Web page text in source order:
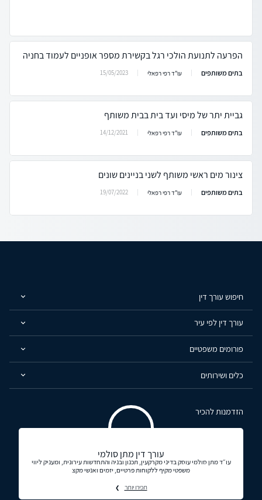
הפרעה לתנועת הולכי רגל בקשירת מספר אופניים לעמוד בחניה
בתים משותפים עו"ד רפי רפאלי 15/05/2023
גביית יתר של מיסי ועד בית בבית משותף
בתים משותפים עו"ד רפי רפאלי 14/12/2021
צינור מים ראשי משותף לשני בניינים שונים
בתים משותפים עו"ד רפי רפאלי 19/07/2022
חיפוש עורך דין
עורך דין לפי עיר
פורומים משפטיים
כלים ושירותים
הזדמנות להכיר
עורך דין מתן סולמי
עו״ד מתן סולמי עוסק בדיני מקרקעין, תכנון ובניה והתחדשות עירונית, ומעניק ליווי
משפטי מקיף ללקוחות פרטיים, יזמים ואנשי מקצ
תכירו יותר